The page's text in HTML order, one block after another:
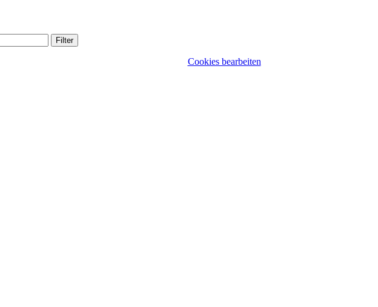
Filter
Cookies bearbeiten